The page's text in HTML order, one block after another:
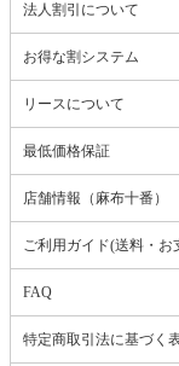
法人割引について
お得な割システム
リースについて
最低価格保証
店舗情報（麻布十番）
ご利用ガイド(送料・お
FAQ
特定商取引法に基づく